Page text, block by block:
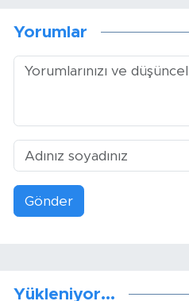
Yorumlar
Gönder
Yükleniyor...